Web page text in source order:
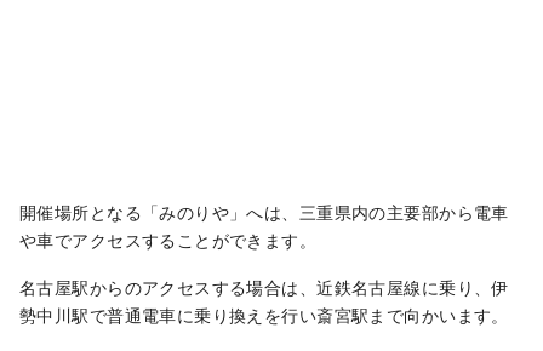
開催場所となる「みのりや」へは、三重県内の主要部から電車
や車でアクセスすることができます。
名古屋駅からのアクセスする場合は、近鉄名古屋線に乗り、伊
勢中川駅で普通電車に乗り換えを行い斎宮駅まで向かいます。